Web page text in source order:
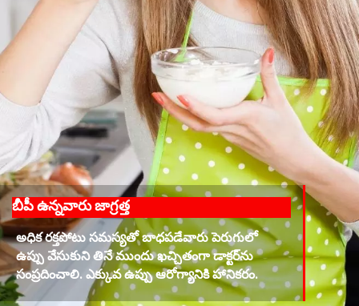
బీపీ ఉన్నవారు జాగ్రత్త
అధిక రక్తపోటు సమస్యతో బాధపడేవారు పెరుగులో
ఉప్పు వేసుకుని తినే ముందు ఖచ్చితంగా డాక్టర్‌ను
సంప్రదించాలి. ఎక్కువ ఉప్పు ఆరోగ్యానికి హానికరం.